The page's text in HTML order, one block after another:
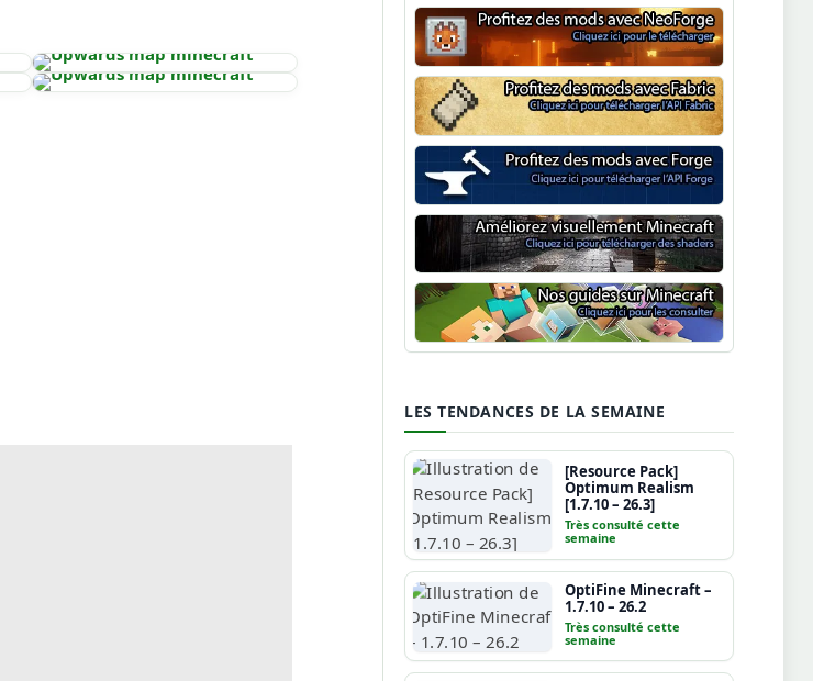
NeoForge
Minecraft Fabric
Minecraft Forge
Shaders Minecraft
Guide Minecraft
LES TENDANCES DE LA SEMAINE
[Resource Pack]
Optimum Realism
[1.7.10 – 26.3]
Très consulté cette
semaine
OptiFine Minecraft –
1.7.10 – 26.2
Très consulté cette
semaine